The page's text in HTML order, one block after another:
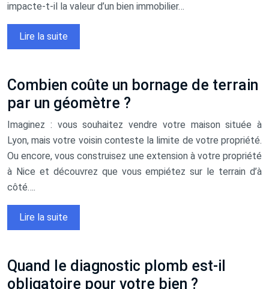
impacte-t-il la valeur d’un bien immobilier…
Lire la suite
Combien coûte un bornage de terrain
par un géomètre ?
Imaginez : vous souhaitez vendre votre maison située à
Lyon, mais votre voisin conteste la limite de votre propriété.
Ou encore, vous construisez une extension à votre propriété
à Nice et découvrez que vous empiétez sur le terrain d’à
côté….
Lire la suite
Quand le diagnostic plomb est-il
obligatoire pour votre bien ?